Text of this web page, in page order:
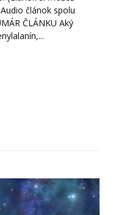
článok spolu
ČLÁNKU Aký